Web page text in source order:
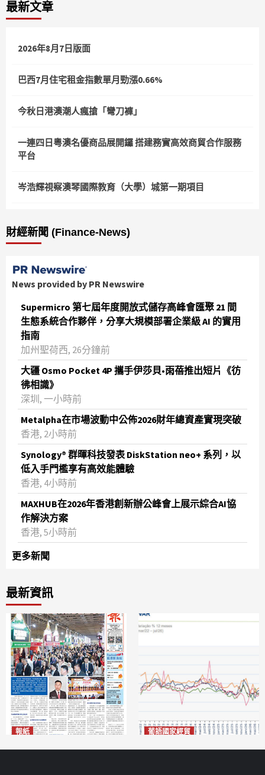
最新文章
2026年8月7日版面
巴西7月住宅租金指數單月勁漲0.66%
今秋日港澳潮人瘋搶「彎刀褲」
一連四日粵澳名優商品展開鑼 搭建務實高效商貿合作服務
平台
岑浩輝視察澳琴國際教育（大學）城第一期項目
財經新聞 (Finance-News)
News provided by PR Newswire
Supermicro 第七屆年度開放式儲存高峰會匯聚 21 間
生態系統合作夥伴，分享大規模部署企業級 AI 的實用
指南
加州聖荷西, 26分鐘前
大疆 Osmo Pocket 4P 攜手伊莎貝•雨蓓推出短片《彷
彿相識》
深圳, 一小時前
Metalpha在市場波動中公佈2026財年總資產實現突破
‌香港, 2小時前
Synology® 群暉科技發表 DiskStation neo+ 系列，以
低入手門檻享有高效能體驗
香港, 4小時前
MAXHUB在2026年香港創新辦公峰會上展示綜合AI協
作解決方案
香港, 5小時前
更多新聞
最新資訊
報紙 葡語國家經貿